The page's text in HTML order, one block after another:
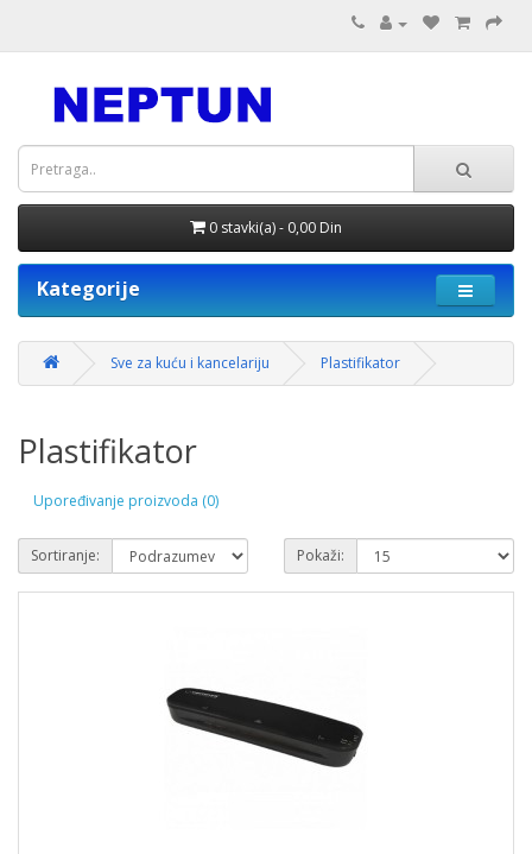
0 stavki(a) - 0,00 Din
Kategorije
Sve za kuću i kancelariju Plastifikator
Plastifikator
Upoređivanje proizvoda (0)
Sortiranje: Pokaži: